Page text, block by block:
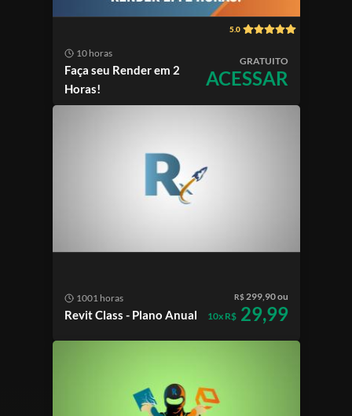
5.0
10 horas
Faça seu Render em 2
Horas!
GRATUITO
ACESSAR
1001 horas
Revit Class - Plano Anual
R$299,90 ou
10x R$29,99